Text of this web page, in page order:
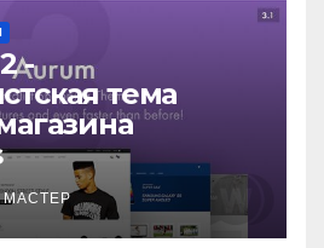
-
тема
МАСТЕР